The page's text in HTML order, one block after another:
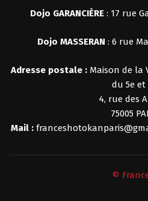
Dojo GARANCIÈRE : 17 rue
Dojo MASSERAN : 6 rue
Adresse postale : Maison de la
du 5e et
4, rue des
75005
Mail :
©